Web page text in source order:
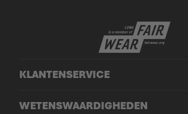
KLANTENSERVICE
WETENSWAARDIGHEDEN